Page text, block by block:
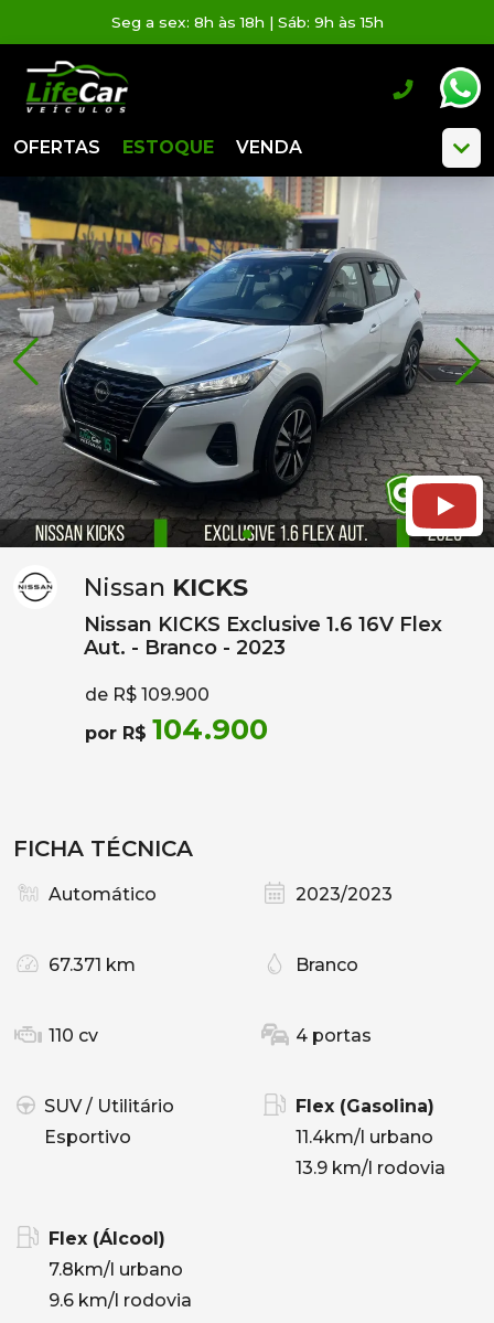
Seg a sex: 8h às 18h | Sáb: 9h às 15h
OFERTAS ESTOQUE VENDA
Nissan KICKS
Nissan KICKS Exclusive 1.6 16V Flex
Aut. - Branco - 2023
de R$ 109.900
por R$ 104.900
FICHA TÉCNICA
Automático 2023/2023
67.371 km Branco
110 cv 4 portas
SUV / Utilitário
Esportivo
Flex (Gasolina)
11.4km/l urbano
13.9 km/l rodovia
Flex (Álcool)
7.8km/l urbano
9.6 km/l rodovia